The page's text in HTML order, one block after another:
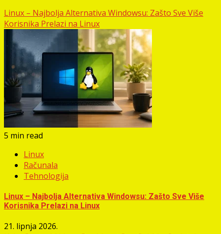
Linux – Najbolja Alternativa Windowsu: Zašto Sve Više
Korisnika Prelazi na Linux
5 min read
Linux
Računala
Tehnologija
Linux – Najbolja Alternativa Windowsu: Zašto Sve Više
Korisnika Prelazi na Linux
21. lipnja 2026.